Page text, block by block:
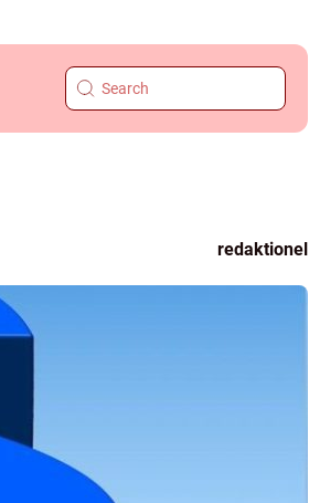
redaktionel